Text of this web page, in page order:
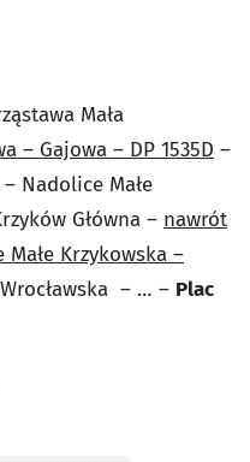
Mała
– Gajowa – DP 1535D –
Nadolice Małe
Główna – nawrót
Krzykowska –
– … – Plac